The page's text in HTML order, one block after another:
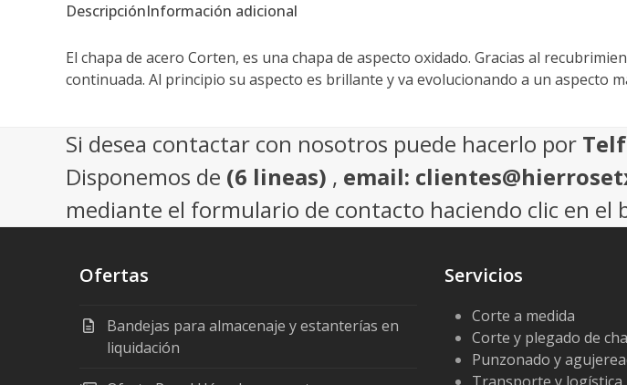
DescripciónInformación adicional
El chapa de acero Corten, es una chapa de aspecto oxidado. Gracias al
continuada. Al principio su aspecto es brillante y va evolucionando a un aspecto
Si desea contactar con nosotros puede hacerlo por
Disponemos de (6 lineas) , email:
mediante el formulario de contacto haciendo clic en el
Ofertas
Bandejas para almacenaje y estanterías en
liquidación
Servicios
Corte a medida
Corte y plegado de
Punzonado y